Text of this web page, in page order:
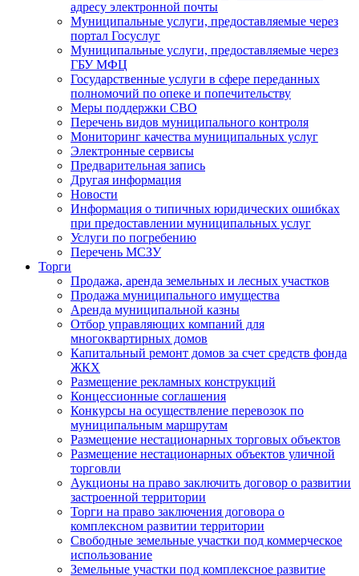
адресу электронной почты
Муниципальные услуги, предоставляемые через
портал Госуслуг
Муниципальные услуги, предоставляемые через
ГБУ МФЦ
Государственные услуги в сфере переданных
полномочий по опеке и попечительству
Меры поддержки СВО
Перечень видов муниципального контроля
Мониторинг качества муниципальных услуг
Электронные сервисы
Предварительная запись
Другая информация
Новости
Информация о типичных юридических ошибках
при предоставлении муниципальных услуг
Услуги по погребению
Перечень МСЗУ
Торги
Продажа, аренда земельных и лесных участков
Продажа муниципального имущества
Аренда муниципальной казны
Отбор управляющих компаний для
многоквартирных домов
Капитальный ремонт домов за счет средств фонда
ЖКХ
Размещение рекламных конструкций
Концессионные соглашения
Конкурсы на осуществление перевозок по
муниципальным маршрутам
Размещение нестационарных торговых объектов
Размещение нестационарных объектов уличной
торговли
Аукционы на право заключить договор о развитии
застроенной территории
Торги на право заключения договора о
комплексном развитии территории
Свободные земельные участки под коммерческое
использование
Земельные участки под комплексное развитие